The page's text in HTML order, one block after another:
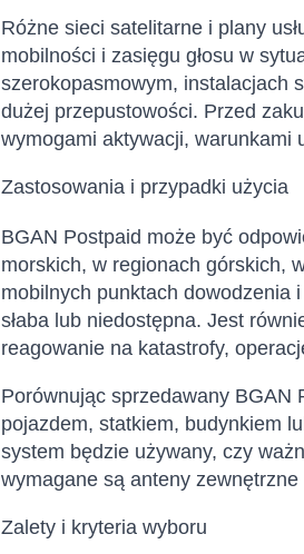
Różne sieci satelitarne i plany
mobilności i zasięgu głosu w
szerokopasmowym, instalacjach
dużej przepustowości. Przed
wymogami aktywacji, warunkami
Zastosowania i przypadki użycia
BGAN Postpaid może być
morskich, w regionach górskich,
mobilnych punktach dowodzenia
słaba lub niedostępna. Jest
reagowanie na katastrofy,
Porównując sprzedawany BGAN
pojazdem, statkiem, budynkiem
system będzie używany, czy
wymagane są anteny
Zalety i kryteria wyboru